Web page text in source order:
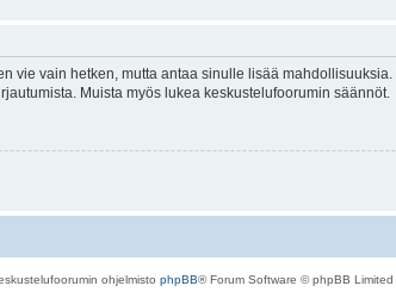
vie vain hetken, mutta antaa sinulle lisää
Muista myös lukea keskustelufoorumin säännöt.
ohjelmisto phpBB® Forum Software © phpBB Limited